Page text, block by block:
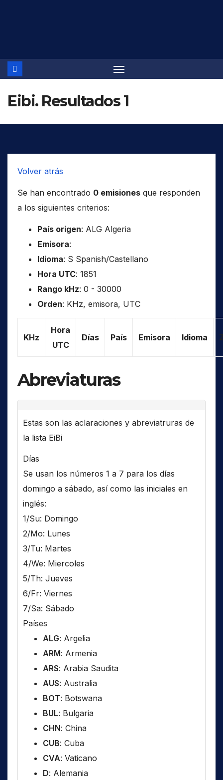
Eibi. Resultados 1
Volver atrás
Se han encontrado 0 emisiones que responden
a los siguientes criterios:
País origen: ALG Algeria
Emisora:
Idioma: S Spanish/Castellano
Hora UTC: 1851
Rango kHz: 0 - 30000
Orden: KHz, emisora, UTC
KHz
Hora
UTC
Días País Emisora Idioma
Abreviaturas
Estas son las aclaraciones y abreviatruras de
la lista EiBi
Días
Se usan los números 1 a 7 para los días
domingo a sábado, así como las iniciales en
inglés:
1/Su: Domingo
2/Mo: Lunes
3/Tu: Martes
4/We: Miercoles
5/Th: Jueves
6/Fr: Viernes
7/Sa: Sábado
Países
ALG: Argelia
ARM: Armenia
ARS: Arabia Saudita
AUS: Australia
BOT: Botswana
BUL: Bulgaria
CHN: China
CUB: Cuba
CVA: Vaticano
D: Alemania